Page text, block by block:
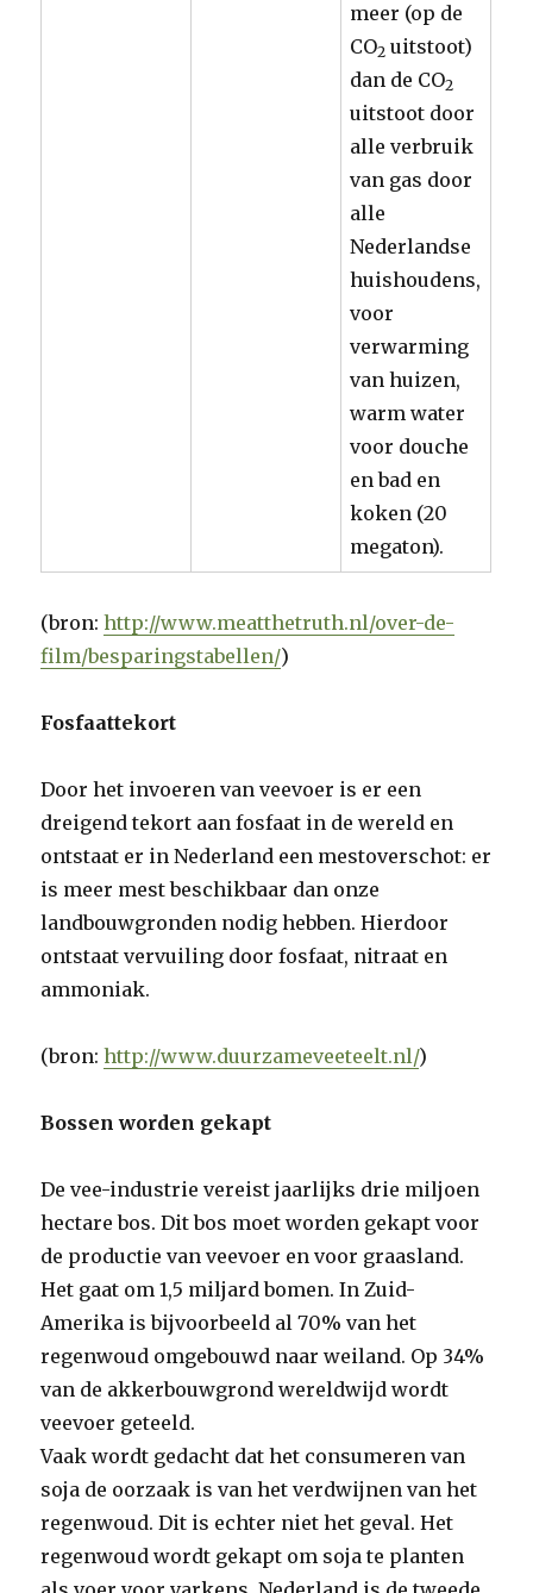
meer (op de
CO2 uitstoot)
dan de CO2
uitstoot door
alle verbruik
van gas door
alle
Nederlandse
huishoudens,
voor
verwarming
van huizen,
warm water
voor douche
en bad en
koken (20
megaton).
(bron:http://www.meatthetruth.nl/over-de-
film/besparingstabellen/)
Fosfaattekort
Door het invoeren van veevoer is er een
dreigend tekort aan fosfaat in de wereld en
ontstaat er in Nederland een mestoverschot: er
is meer mest beschikbaar dan onze
landbouwgronden nodig hebben. Hierdoor
ontstaat vervuiling door fosfaat, nitraat en
ammoniak.
(bron:http://www.duurzameveeteelt.nl/)
Bossen worden gekapt
De vee-industrie vereist jaarlijks drie miljoen
hectare bos. Dit bos moet worden gekapt voor
de productie van veevoer en voor graasland.
Het gaat om 1,5 miljard bomen. In Zuid-
Amerika is bijvoorbeeld al 70% van het
regenwoud omgebouwd naar weiland. Op 34%
van de akkerbouwgrond wereldwijd wordt
veevoer geteeld.
Vaak wordt gedacht dat het consumeren van
soja de oorzaak is van het verdwijnen van het
regenwoud. Dit is echter niet het geval. Het
regenwoud wordt gekapt om soja te planten